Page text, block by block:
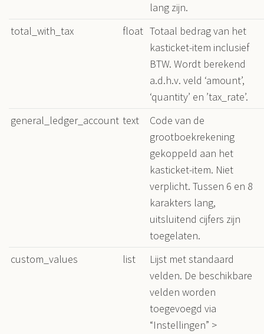
lang zijn.
total_with_tax
float Totaal bedrag van het
kasticket-item inclusief
BTW. Wordt berekend
a.d.h.v. veld ‘amount’,
‘quantity’ en ’tax_rate’.
general_ledger_account text
Code van de
grootboekrekening
gekoppeld aan het
kasticket-item. Niet
verplicht. Tussen 6 en 8
karakters lang,
uitsluitend cijfers zijn
toegelaten.
custom_values
list
Lijst met standaard
velden. De beschikbare
velden worden
toegevoegd via
“Instellingen” >